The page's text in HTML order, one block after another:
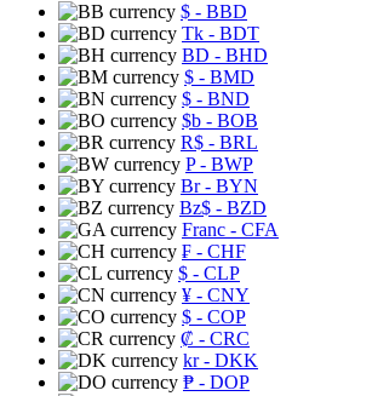
$ - BBD
Tk - BDT
BD - BHD
$ - BMD
$ - BND
$b - BOB
R$ - BRL
P- BWP
Br- BYN
Bz$ - BZD
Franc - CFA
₣ - CHF
$ - CLP
¥ - CNY
$ - COP
₡ - CRC
kr- DKK
₱ - DOP